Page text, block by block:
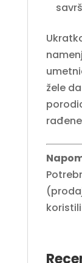
žele